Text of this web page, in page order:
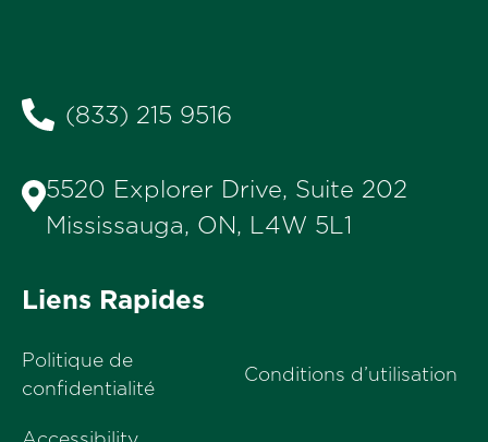
(833) 215 9516
5520 Explorer Drive, Suite 202
Mississauga, ON, L4W 5L1
Liens Rapides
Politique de
confidentialité
Conditions d’utilisation